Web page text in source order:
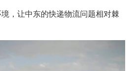
，让中东的快递物流问题相对棘